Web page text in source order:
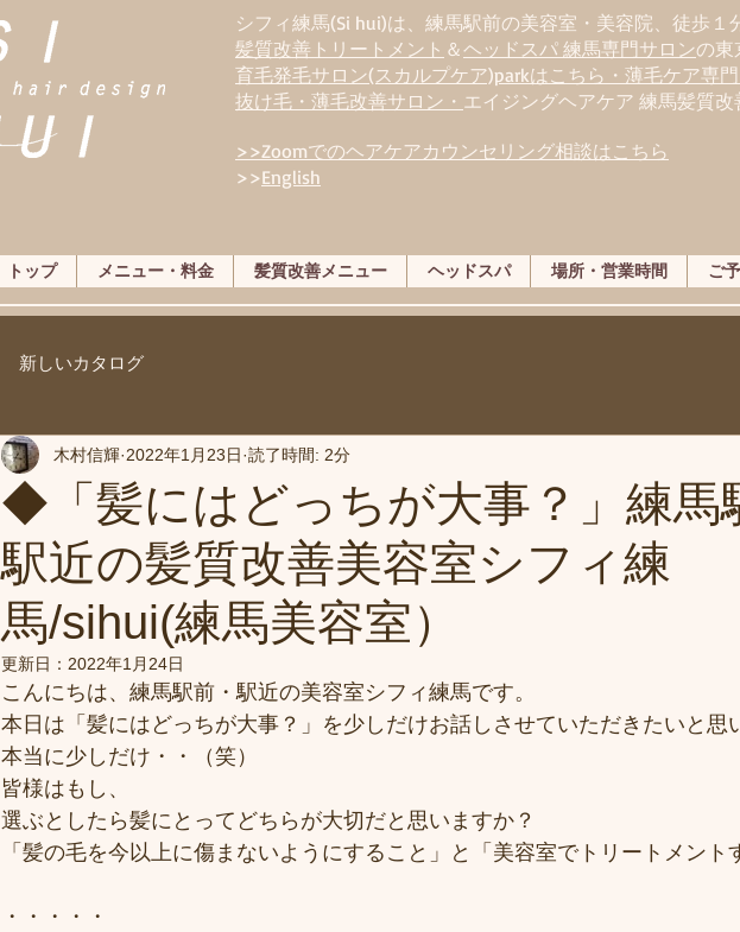
シフィ練馬(Si hui)は、 練馬駅前の美容室・美容院、徒歩１
髪質改善トリートメント ＆ヘッドスパ 練馬専門サロンの東
育毛発毛サロン(スカルプケア)parkはこちら・薄毛ケア専
抜け毛・薄毛改善サロン・ エイジングヘアケア 練馬髪質改
>>Zoomでのヘアケアカウンセリング相談はこちら
>>English
トップ メニュー・料金 髪質改善メニュー ヘッドスパ 場所・営業時間 ご
新しいカタログ
◆「髪にはどっちが大事？」練馬
駅近の髪質改善美容室シフィ練
馬/sihui(練馬美容室）
木村信輝 2022年1月23日 読了時間: 2分
更新日： 2022年1月24日
こんにちは、練馬駅前・駅近の美容室シフィ練馬です。
本日は「髪にはどっちが大事？」を少しだけお話しさせていただきたいと思
本当に少しだけ・・（笑）
皆様はもし、
選ぶとしたら髪にとってどちらが大切だと思いますか？
「髪の毛を今以上に傷まないようにすること」と「美容室でトリートメント
・・・・・